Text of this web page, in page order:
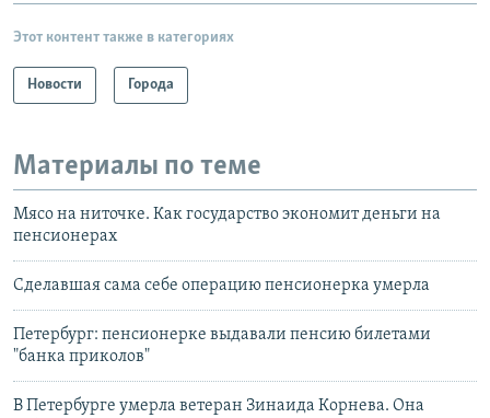
Этот контент также в категориях
Новости Города
Материалы по теме
Мясо на ниточке. Как государство экономит деньги на
пенсионерах
Сделавшая сама себе операцию пенсионерка умерла
Петербург: пенсионерке выдавали пенсию билетами
"банка приколов"
В Петербурге умерла ветеран Зинаида Корнева. Она